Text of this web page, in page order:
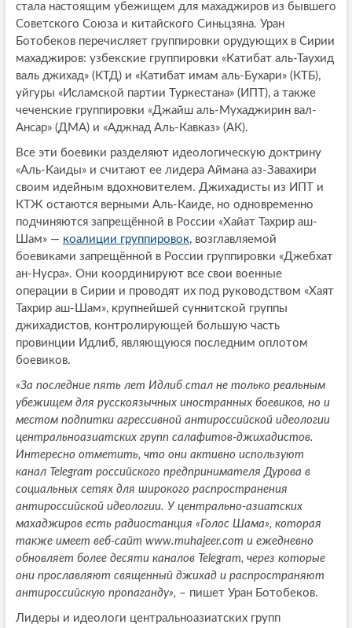
стала настоящим убежищем для махаджиров из бывшего
Советского Союза и китайского Синьцзяна. Уран
Ботобеков перечисляет группировки орудующих в Сирии
махаджиров: узбекские группировки «Катибат аль-Таухид
валь джихад» (КТД) и «Катибат имам аль-Бухари» (КТБ),
уйгуры «Исламской партии Туркестана» (ИПТ), а также
чеченские группировки «Джайш аль-Мухаджирин вал-
Ансар» (ДМА) и «Аджнад Аль-Кавказ» (АК).
Все эти боевики разделяют идеологическую доктрину
«Аль-Каиды» и считают ее лидера Аймана аз-Завахири
своим идейным вдохновителем. Джихадисты из ИПТ и
КТЖ остаются верными Аль-Каиде, но одновременно
подчиняются запрещённой в России «Хайат Тахрир аш-
Шам» — коалиции группировок, возглавляемой
боевиками запрещённой в России группировки «Джебхат
ан-Нусра». Они координируют все свои военные
операции в Сирии и проводят их под руководством «Хаят
Тахрир аш-Шам», крупнейшей суннитской группы
джихадистов, контролирующей большую часть
провинции Идлиб, являющуюся последним оплотом
боевиков.
«За последние пять лет Идлиб стал не только реальным
убежищем для русскоязычных иностранных боевиков, но и
местом подпитки агрессивной антироссийской идеологии
центральноазиатских групп салафитов-джихадистов.
Интересно отметить, что они активно используют
канал Telegram российского предпринимателя Дурова в
социальных сетях для широкого распространения
антироссийской идеологии. У центрально-азиатских
махаджиров есть радиостанция «Голос Шама», которая
также имеет веб-сайт www.muhajeer.com и ежедневно
обновляет более десяти каналов Telegram, через которые
они прославляют священный джихад и распространяют
антироссийскую пропаганду», – пишет Уран Ботобеков.
Лидеры и идеологи центральноазиатских групп